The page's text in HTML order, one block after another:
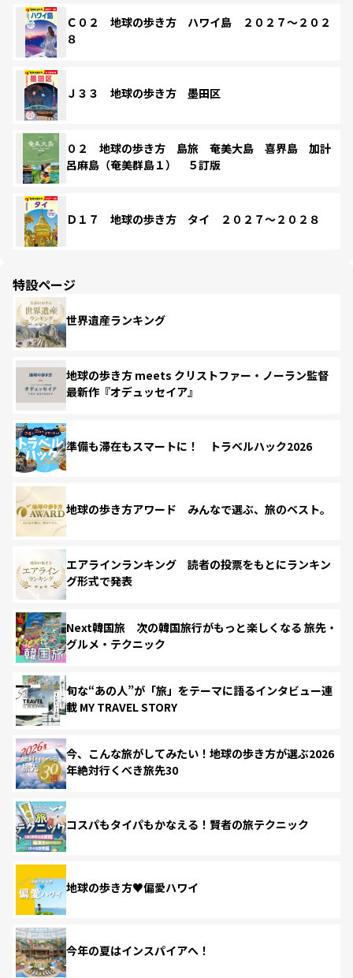
Ｃ０２ 地球の歩き方 ハワイ島 ２０２７～２０２
８
Ｊ３３ 地球の歩き方 墨田区
０２ 地球の歩き方 島旅 奄美大島 喜界島 加計
呂麻島（奄美群島１） ５訂版
Ｄ１７ 地球の歩き方 タイ ２０２７～２０２８
特設ページ
世界遺産ランキング
地球の歩き方 meets クリストファー・ノーラン監督
最新作『オデュッセイア』
準備も滞在もスマートに！ トラベルハック2026
地球の歩き方アワード みんなで選ぶ、旅のベスト。
エアラインランキング 読者の投票をもとにランキン
グ形式で発表
Next韓国旅 次の韓国旅行がもっと楽しくなる 旅先・
グルメ・テクニック
旬な“あの人”が「旅」をテーマに語るインタビュー連
載 MY TRAVEL STORY
今、こんな旅がしてみたい！地球の歩き方が選ぶ2026
年絶対行くべき旅先30
コスパもタイパもかなえる！賢者の旅テクニック
地球の歩き方♥偏愛ハワイ
今年の夏はインスパイアへ！